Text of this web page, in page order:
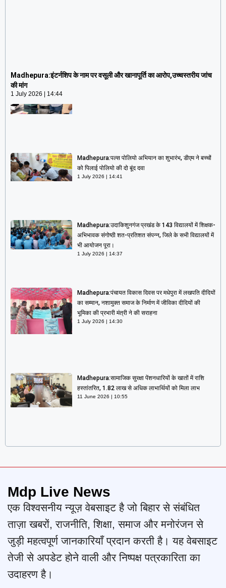
Madhepura:इंटर्नशिप के नाम पर वसूली और खानापूर्ति का आरोप,उच्चस्तरीय जांच
की मांग
1 July 2026 14:44
1 July 2026 14:44
Madhepura:पल्स पोलियो अभियान का शुभारंभ, डीएम ने बच्चों
को पिलाई पोलियो की दो बूंद दवा
1 July 2026 14:41
Madhepura:उदाकिशुनगंज प्रखंड के 143 विद्यालयों में शिक्षक-
अभिभावक संगोष्ठी शत-प्रतिशत संपन्न, जिले के सभी विद्यालयों में
भी आयोजन पूरा।
1 July 2026 14:37
Madhepura:पंचायत विकास दिवस पर मधेपुरा में लखपति दीदियों
का सम्मान, नशामुक्त समाज के निर्माण में जीविका दीदियों की
भूमिका की प्रभारी मंत्री ने की सराहना
1 July 2026 14:30
Madhepura:सामाजिक सुरक्षा पेंशनधारियों के खातों में राशि
हस्तांतरित, 1.82 लाख से अधिक लाभार्थियों को मिला लाभ
11 June 2026 10:55
Mdp Live News
एक विश्वसनीय न्यूज़ वेबसाइट है जो बिहार से संबंधित
ताज़ा खबरों, राजनीति, शिक्षा, समाज और मनोरंजन से
जुड़ी महत्वपूर्ण जानकारियाँ प्रदान करती है। यह वेबसाइट
तेजी से अपडेट होने वाली और निष्पक्ष पत्रकारिता का
उदाहरण है।